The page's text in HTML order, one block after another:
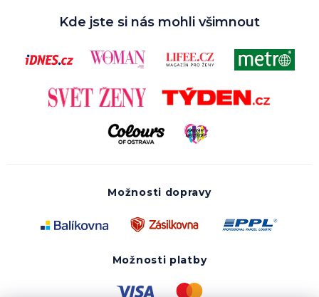
Kde jste si nás mohli všimnout
Možnosti dopravy
Možnosti platby